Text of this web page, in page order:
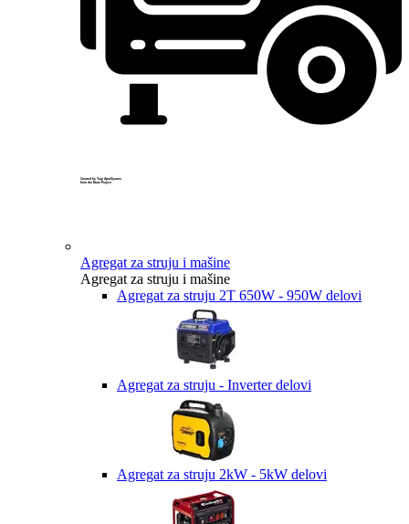
Created by Yogi Aprelliyanto
from the Noun Project
Agregat za struju i mašine
Agregat za struju i mašine
Agregat za struju 2T 650W - 950W delovi
Agregat za struju - Inverter delovi
Agregat za struju 2kW - 5kW delovi